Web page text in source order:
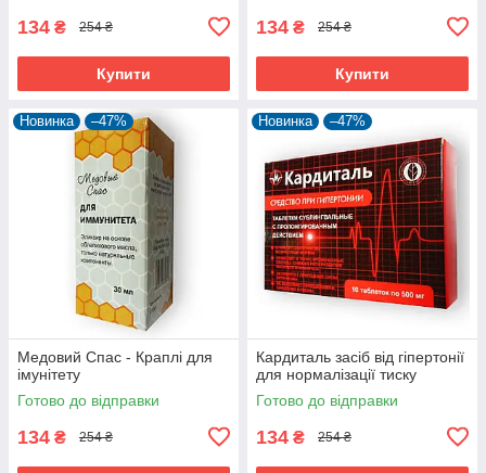
134 ₴ 254 ₴
Купити
134 ₴ 254 ₴
Купити
Новинка –47%
Медовий Спас - Краплі для
імунітету
Готово до відправки
134 ₴ 254 ₴
Новинка –47%
Кардиталь засіб від гіпертонії
для нормалізації тиску
Готово до відправки
134 ₴ 254 ₴